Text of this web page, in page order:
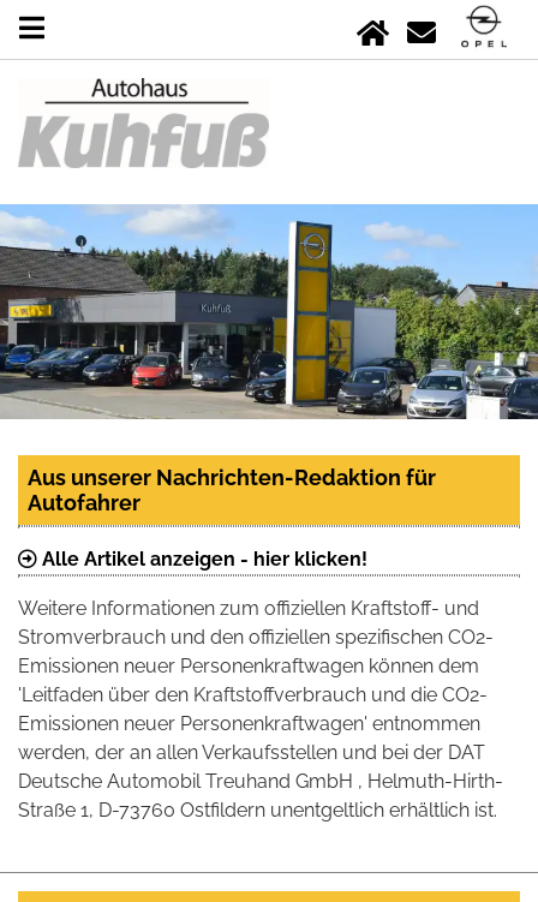
Aus unserer Nachrichten-Redaktion für
Autofahrer
Alle Artikel anzeigen - hier klicken!
Weitere Informationen zum offiziellen Kraftstoff- und
Stromverbrauch und den offiziellen spezifischen CO2-
Emissionen neuer Personenkraftwagen können dem
'Leitfaden über den Kraftstoffverbrauch und die CO2-
Emissionen neuer Personenkraftwagen' entnommen
werden, der an allen Verkaufsstellen und bei der DAT
Deutsche Automobil Treuhand GmbH , Helmuth-Hirth-
Straße 1, D-73760 Ostfildern unentgeltlich erhältlich ist.